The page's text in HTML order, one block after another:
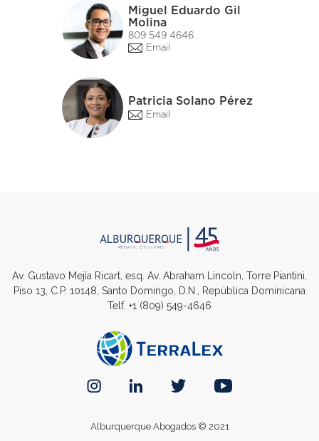
Miguel Eduardo Gil
Molina
809 549 4646
Email
Patricia Solano Pérez
Email
Av. Gustavo Mejía Ricart, esq. Av. Abraham Lincoln, Torre Piantini,
Piso 13, C.P. 10148, Santo Domingo, D.N., República Dominicana
Telf. +1 (809) 549-4646
Alburquerque Abogados © 2021